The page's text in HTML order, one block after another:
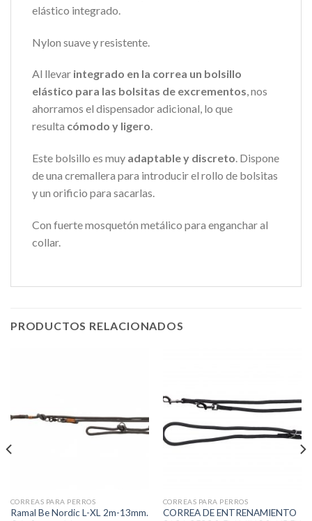
elástico integrado.
Nylon suave y resistente.
Al llevar integrado en la correa un bolsillo
elástico para las bolsitas de excrementos, nos
ahorramos el dispensador adicional, lo que
resulta cómodo y ligero.
Este bolsillo es muy adaptable y discreto. Dispone
de una cremallera para introducir el rollo de bolsitas
y un orificio para sacarlas.
Con fuerte mosquetón metálico para enganchar al
collar.
PRODUCTOS RELACIONADOS
CORREAS PARA PERROS
Ramal Be Nordic L-XL 2m-13mm.
CORREAS PARA PERROS
CORREA DE ENTRENAMIENTO